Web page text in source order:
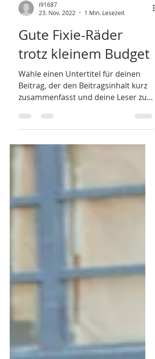
i91687
23. Nov. 2022
1 Min. Lesezeit
Gute Fixie-Räder
trotz kleinem Budget
Wähle einen Untertitel für deinen
Beitrag, der den Beitragsinhalt kurz